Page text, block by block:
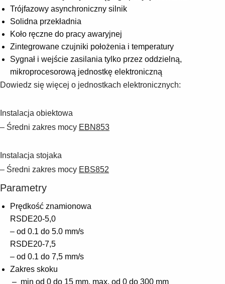
Trójfazowy asynchroniczny silnik
Solidna przekładnia
Koło ręczne do pracy awaryjnej
Zintegrowane czujniki położenia i temperatury
Sygnał i wejście zasilania tylko przez oddzielną,
mikroprocesorową jednostkę elektroniczną
Dowiedz się więcej o jednostkach elektronicznych:
Instalacja obiektowa
– Średni zakres mocy EBN853
Instalacja stojaka
– Średni zakres mocy EBS852
Parametry
Prędkość znamionowa
RSDE20-5,0
– od 0.1 do 5.0 mm/s
RSDE20-7,5
– od 0.1 do 7,5 mm/s
Zakres skoku
– min od 0 do 15 mm, max. od 0 do 300 mm